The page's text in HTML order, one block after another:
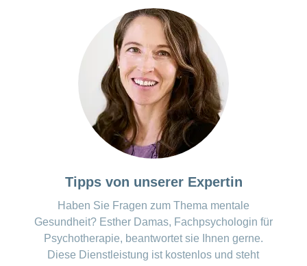
Tipps von unserer Expertin
Haben Sie Fragen zum Thema mentale
Gesundheit? Esther Damas, Fachpsychologin für
Psychotherapie, beantwortet sie Ihnen gerne.
Diese Dienstleistung ist kostenlos und steht